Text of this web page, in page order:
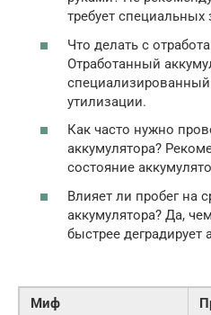
требует специальных
Что делать с
Отработанный
утилизации.
Как часто нужно
аккумулятора?
состояние
Влияет ли пробег на
аккумулятора? Да,
быстрее деградирует
Миф